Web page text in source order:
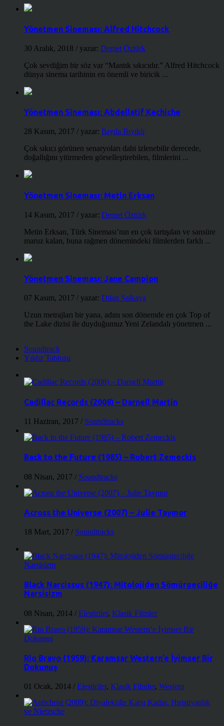
Yönetmen Sineması: Alfred Hitchcock
30 Aralık, 2018 / yazar: Demet Öztürk
Çok sevdiğim bir söz var “Mantık sıkıcıdır.” Alfred Hitchcock
dünya sinema tarihinin en önemli ve biricik ...
Yönetmen Sineması: Abdellatif Kechiche
28 Kasım, 2017 / yazar: İlayda Bıyıklı
Çok sıkıcı görünen senaryoları dahi izlenebilir derecede,
doğallığını yitirmeden görselleştirebilen, filmlerini ...
Yönetmen Sineması: Metin Erksan
14 Kasım, 2017 / yazar: Demet Öztürk
Metin Erksan, Türk Sineması’nın en çok tartışılan ve sansüre
maruz kalan, buna rağmen dönemindeki filmlerden farklı ...
Yönetmen Sineması: Jane Campion
07 Kasım, 2017 / yazar: Dilan Salkaya
Uzun metrajları bir yana, adını son dönemde en çok Top of
the Lake dizisi ile duyduğumuz Yeni Zelandalı yönetmen ...
Soundtrack
Yıldız Tablosu
Cadillac Records (2008) – Darnell Martin
11 Haziran, 2017 / Soundtracks
Back to the Future (1985) – Robert Zemeckis
08 Nisan, 2017 / Soundtracks
Across the Universe (2007) – Julie Taymor
18 Mart, 2017 / Soundtracks
Black Narcissus (1947): Mitolojiden Sömürgeciliğe
Narsisizm
08 Nisan, 2014 / Eleştiriler, Klasik Filmler
Rio Bravo (1959): Karamsar Western’e İyimser Bir
Dokunuş
01 Ocak, 2014 / Eleştiriler, Klasik Filmler, Western